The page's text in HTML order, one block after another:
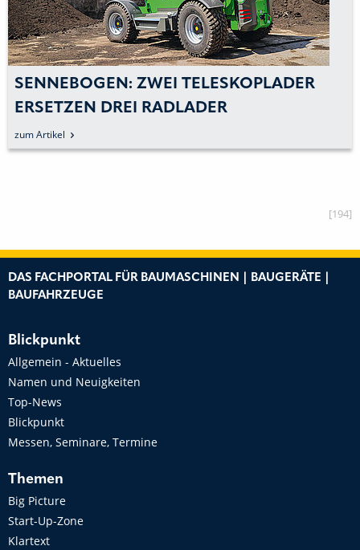
SENNEBOGEN: ZWEI TELESKOPLADER
ERSETZEN DREI RADLADER
zum Artikel
[194]
DAS FACHPORTAL FÜR BAUMASCHINEN | BAUGERÄTE |
BAUFAHRZEUGE
Blickpunkt
Allgemein - Aktuelles
Namen und Neuigkeiten
Top-News
Blickpunkt
Messen, Seminare, Termine
Themen
Big Picture
Start-Up-Zone
Klartext